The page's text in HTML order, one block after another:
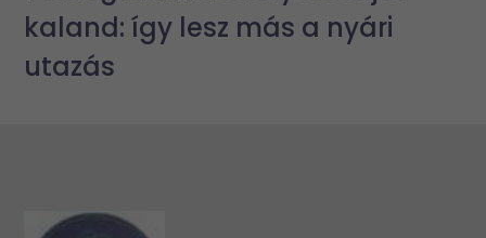
kaland: így lesz más a nyári
utazás